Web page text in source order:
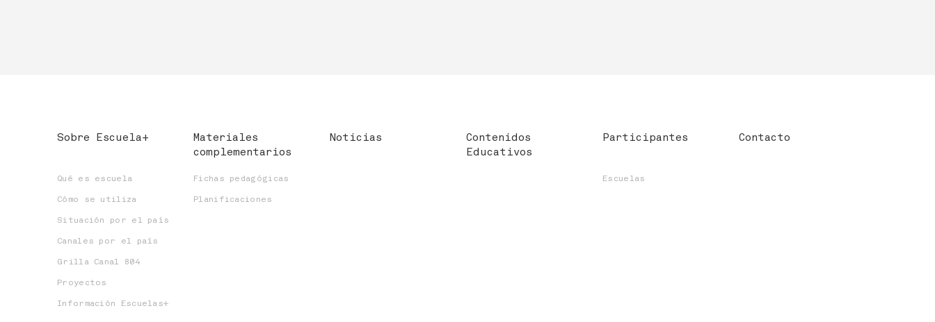
Sobre Escuela+
Qué es escuela
Cómo se utiliza
Situación por el país
Canales por el país
Grilla Canal 804
Proyectos
Información Escuelas+
Materiales
complementarios
Fichas pedagógicas
Planificaciones
Noticias
Contenidos
Educativos
Participantes
Escuelas
Contacto